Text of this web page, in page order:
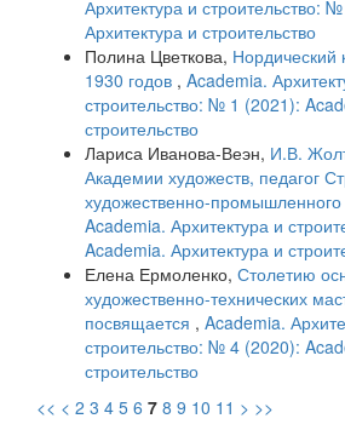
Архитектура и строительство:
Архитектура и строительство
Полина Цветкова, Нордический
1930 годов , Academia.
строительство: № 1 (2021):
строительство
Лариса Иванова-Веэн, И.В.
Академии художеств, педагог
художественно-
Academia. Архитектура и
Academia. Архитектура и
Елена Ермоленко, Столетию
художественно-технических
посвящается , Academia.
строительство: № 4 (2020):
строительство
<< < 2 3 4 5 6 7 8 9 10 11 > >>